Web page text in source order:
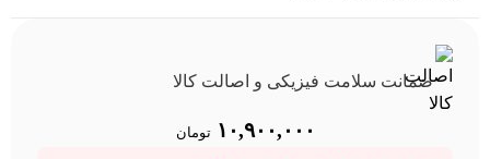
ضمانت سلامت فیزیکی و اصالت کالا
۱۰,۹۰۰,۰۰۰ تومان